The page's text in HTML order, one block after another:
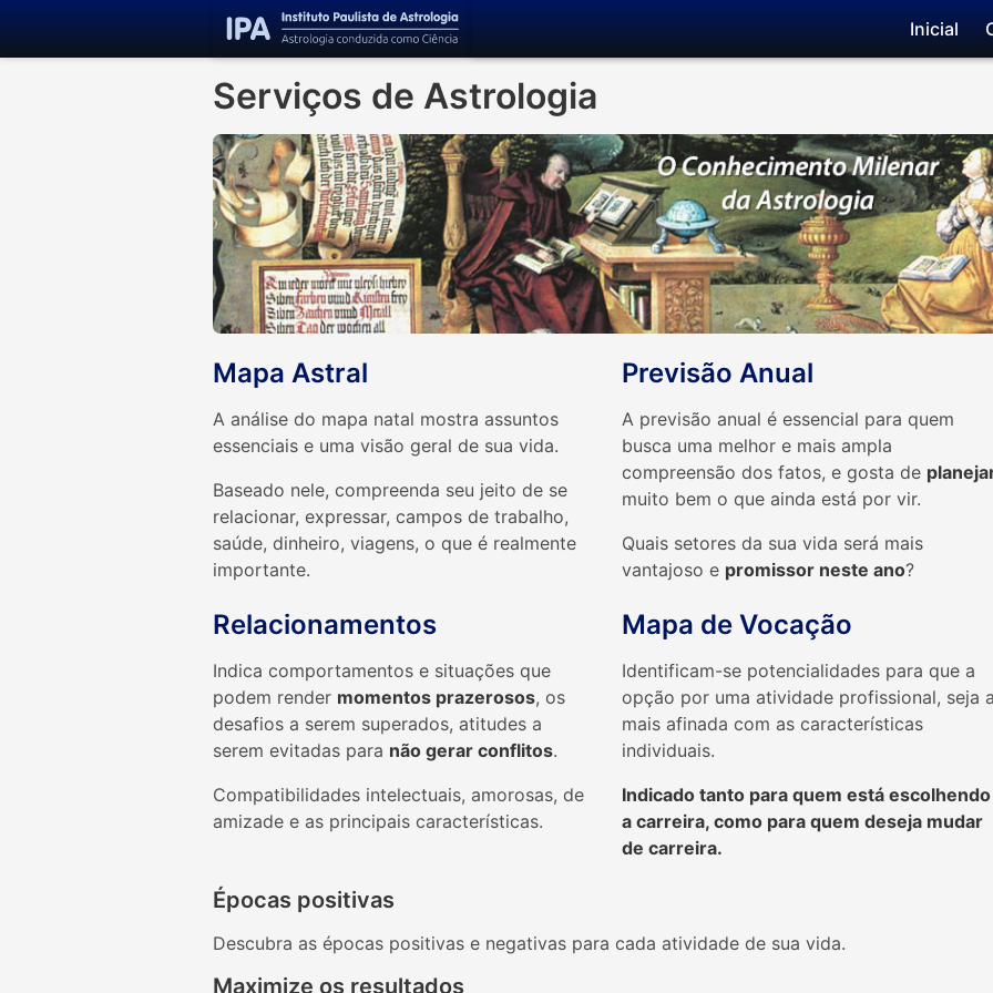
Inicial
Serviços de Astrologia
Mapa Astral
A análise do mapa natal mostra assuntos
essenciais e uma visão geral de sua vida.
Baseado nele, compreenda seu jeito de se
relacionar, expressar, campos de trabalho,
saúde, dinheiro, viagens, o que é realmente
importante.
Previsão Anual
A previsão anual é essencial para quem
busca uma melhor e mais ampla
compreensão dos fatos, e gosta de
muito bem o que ainda está por vir.
Quais setores da sua vida será mais
vantajoso e promissor neste ano?
Relacionamentos
Indica comportamentos e situações que
podem render momentos prazerosos, os
desafios a serem superados, atitudes a
serem evitadas para não gerar conflitos.
Compatibilidades intelectuais, amorosas, de
amizade e as principais características.
Mapa de Vocação
Identificam-se potencialidades para que a
opção por uma atividade profissional, seja
mais afinada com as características
individuais.
Indicado tanto para quem está escolhendo
a carreira, como para quem deseja mudar
de carreira.
Épocas positivas
Descubra as épocas positivas e negativas para cada atividade de sua vida.
Maximize os resultados